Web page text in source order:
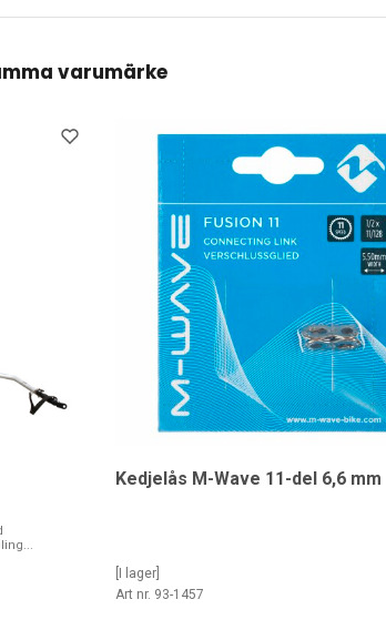
varumärke
Kedjelås M-Wave 11-del 6,6 mm
[I lager]
Art nr. 93-1457